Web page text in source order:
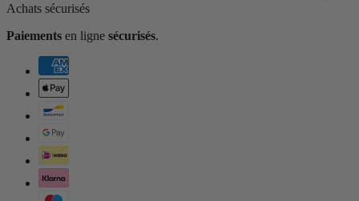
Achats sécurisés
Paiements en ligne sécurisés.